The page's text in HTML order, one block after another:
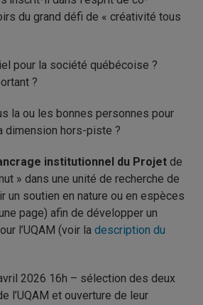
du grand défi de « créativité tous
pour la société québécoise ?
?
la ou les bonnes personnes pour
dimension hors-piste ?
institutionnel du Projet de
» dans une unité de recherche de
un soutien en nature ou en espèces
page) afin de développer un
l’UQAM (voir la description du
2026 16h – sélection des deux
l’UQAM et ouverture de leur